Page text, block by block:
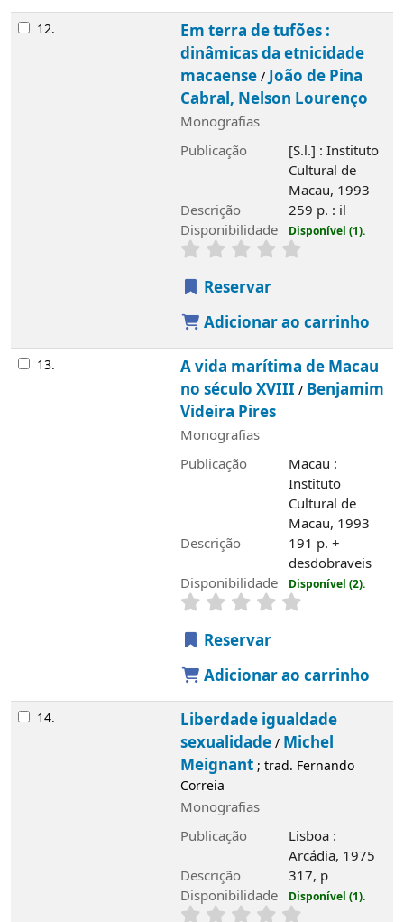
12.
Em terra de tufões :
dinâmicas da etnicidade
macaense/João de Pina
Cabral, Nelson Lourenço
Monografias
Publicação
[S.l.] : Instituto
Cultural de
Macau, 1993
Descrição
259 p. : il
Disponibilidade
Disponível (1).
Reservar
Adicionar ao carrinho
13.
A vida marítima de Macau
no século XVIII / Benjamim
Videira Pires
Monografias
Publicação
Macau :
Instituto
Cultural de
Macau, 1993
Descrição
191 p. +
desdobraveis
Disponibilidade
Disponível (2).
Reservar
Adicionar ao carrinho
14.
Liberdade igualdade
sexualidade/ Michel
Meignant; trad. Fernando
Correia
Monografias
Publicação
Lisboa :
Arcádia, 1975
Descrição
317, p
Disponibilidade
Disponível (1).